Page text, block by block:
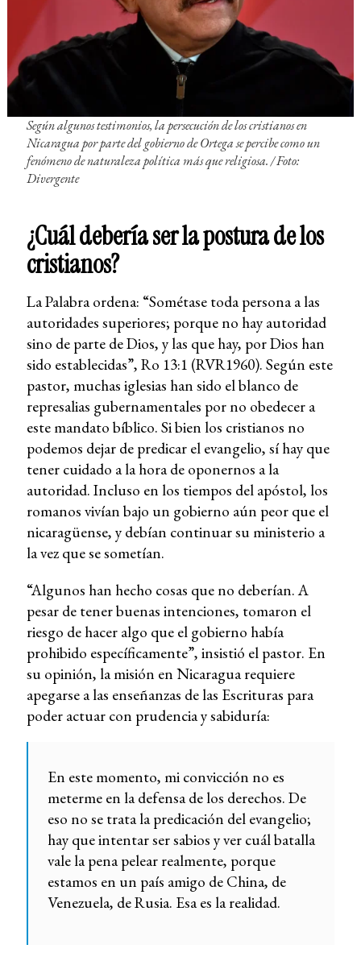
Según algunos testimonios, la persecución de los cristianos en
Nicaragua por parte del gobierno de Ortega se percibe como un
fenómeno de naturaleza política más que religiosa. /Foto:
Divergente
¿Cuál debería ser la postura de los
cristianos?
La Palabra ordena: “Sométase toda persona a las
autoridades superiores; porque no hay autoridad
sino de parte de Dios, y las que hay, por Dios han
sido establecidas”, Ro 13:1 (RVR1960). Según este
pastor, muchas iglesias han sido el blanco de
represalias gubernamentales por no obedecer a
este mandato bíblico. Si bien los cristianos no
podemos dejar de predicar el evangelio, sí hay que
tener cuidado a la hora de oponernos a la
autoridad. Incluso en los tiempos del apóstol, los
romanos vivían bajo un gobierno aún peor que el
nicaragüense, y debían continuar su ministerio a
la vez que se sometían.
“Algunos han hecho cosas que no deberían. A
pesar de tener buenas intenciones, tomaron el
riesgo de hacer algo que el gobierno había
prohibido específicamente”, insistió el pastor. En
su opinión, la misión en Nicaragua requiere
apegarse a las enseñanzas de las Escrituras para
poder actuar con prudencia y sabiduría:
En este momento, mi convicción no es
meterme en la defensa de los derechos. De
eso no se trata la predicación del evangelio;
hay que intentar ser sabios y ver cuál batalla
vale la pena pelear realmente, porque
estamos en un país amigo de China, de
Venezuela, de Rusia. Esa es la realidad.